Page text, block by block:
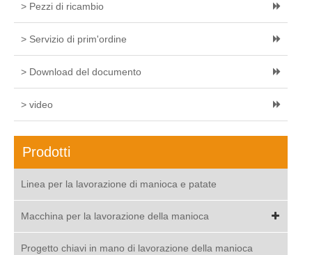
> Pezzi di ricambio
> Servizio di prim'ordine
> Download del documento
> video
Prodotti
Linea per la lavorazione di manioca e patate
Macchina per la lavorazione della manioca
Progetto chiavi in mano di lavorazione della manioca